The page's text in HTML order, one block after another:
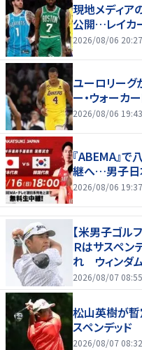
現地メディア
公開…レイカ
2026/08/06 20:27
ユーロリーグ
ー・ウォーカ
2026/08/06 19:43
『ABEMA』
継へ…男子日
2026/08/06 19:37
【米男子ゴル
Ｒはサスペン
れ ウィンダ
2026/08/07 08:55
松山英樹が
スペンデッド
2026/08/07 08:32